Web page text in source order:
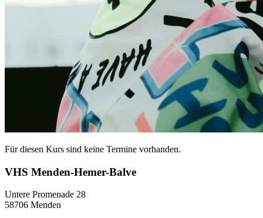
Für diesen Kurs sind keine Termine vorhanden.
VHS Menden-Hemer-Balve
Untere Promenade 28
58706 Menden